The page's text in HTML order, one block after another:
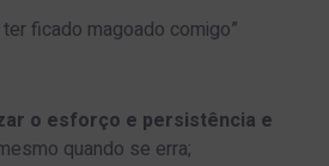
ficado magoado comigo”
o esforço e persistência e
quando se erra;